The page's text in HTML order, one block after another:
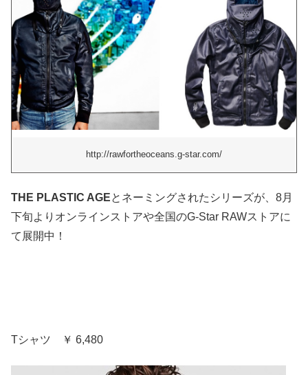
http://rawfortheoceans.g-star.com/
THE PLASTIC AGEとネーミングされたシリーズが、8月
下旬よりオンラインストアや全国のG-Star RAWストアに
て展開中！
Tシャツ ￥ 6,480